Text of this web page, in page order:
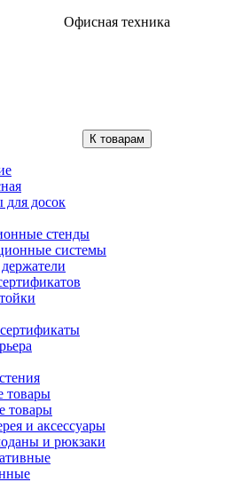
Офисная техника
К товарам
для досок
стенды
системы
товары
товары
и аксессуары
и рюкзаки